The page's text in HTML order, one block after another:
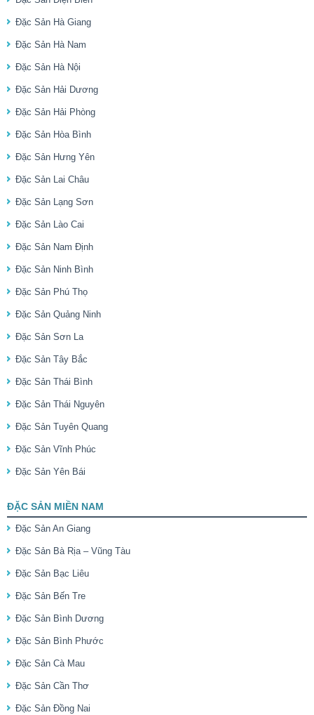
Đặc Sản Hà Giang
Đặc Sản Hà Nam
Đặc Sản Hà Nội
Đặc Sản Hải Dương
Đặc Sản Hải Phòng
Đặc Sản Hòa Bình
Đặc Sản Hưng Yên
Đặc Sản Lai Châu
Đặc Sản Lạng Sơn
Đặc Sản Lào Cai
Đặc Sản Nam Định
Đặc Sản Ninh Bình
Đặc Sản Phú Thọ
Đặc Sản Quảng Ninh
Đặc Sản Sơn La
Đặc Sản Tây Bắc
Đặc Sản Thái Bình
Đặc Sản Thái Nguyên
Đặc Sản Tuyên Quang
Đặc Sản Vĩnh Phúc
Đặc Sản Yên Bái
ĐẶC SẢN MIỀN NAM
Đặc Sản An Giang
Đặc Sản Bà Rịa – Vũng Tàu
Đặc Sản Bạc Liêu
Đặc Sản Bến Tre
Đặc Sản Bình Dương
Đặc Sản Bình Phước
Đặc Sản Cà Mau
Đặc Sản Cần Thơ
Đặc Sản Đồng Nai